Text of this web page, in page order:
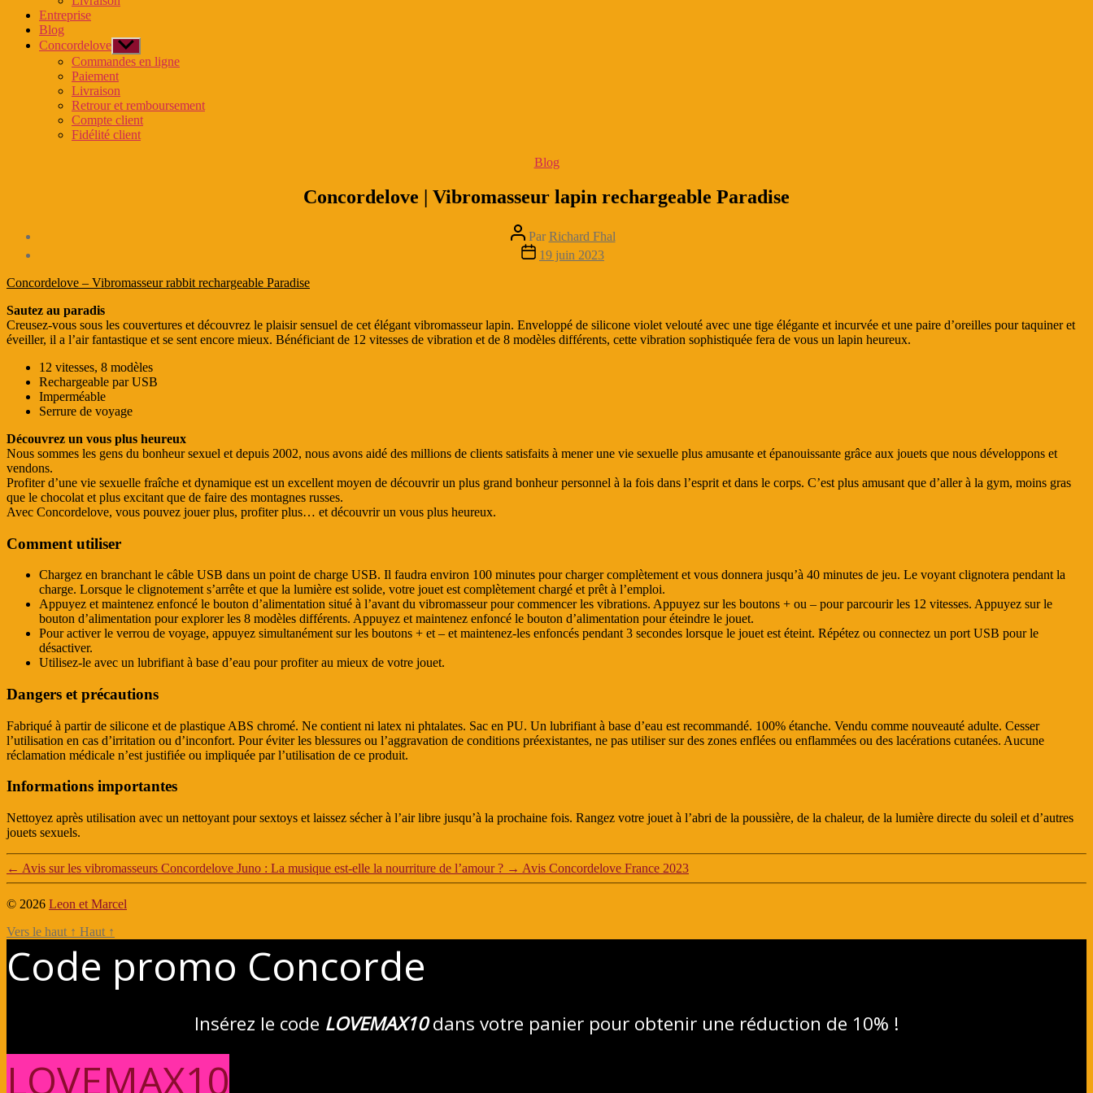
Entreprise
Blog
Concordelove Afficher
le
sous-
menu
Commandes en ligne
Paiement
Livraison
Retrour et remboursement
Compte client
Fidélité client
Catégories
Blog
Concordelove | Vibromasseur lapin rechargeable Paradise
Auteur
de
l’article
ParRichard Fhal
Date19 juin 2023
Concordelove – Vibromasseur rabbit rechargeable Paradise
Sautez au paradis
Creusez-vous sous les couvertures et découvrez le plaisir sensuel de cet élégant vibromasseur lapin. Enveloppé de silicone violet velouté avec une tige élégante et incurvée et une paire d’oreilles pour taquiner et
éveiller, il a l’air fantastique et se sent encore mieux. Bénéficiant de 12 vitesses de vibration et de 8 modèles différents, cette vibration sophistiquée fera de vous un lapin heureux.
12 vitesses, 8 modèles
Rechargeable par USB
Imperméable
Serrure de voyage
Découvrez un vous plus heureux
Nous sommes les gens du bonheur sexuel et depuis 2002, nous avons aidé des millions de clients satisfaits à mener une vie sexuelle plus amusante et épanouissante grâce aux jouets que nous développons et
vendons.
Profiter d’une vie sexuelle fraîche et dynamique est un excellent moyen de découvrir un plus grand bonheur personnel à la fois dans l’esprit et dans le corps. C’est plus amusant que d’aller à la gym, moins gras
que le chocolat et plus excitant que de faire des montagnes russes.
Avec Concordelove, vous pouvez jouer plus, profiter plus… et découvrir un vous plus heureux.
Comment utiliser
Chargez en branchant le câble USB dans un point de charge USB. Il faudra environ 100 minutes pour charger complètement et vous donnera jusqu’à 40 minutes de jeu. Le voyant clignotera pendant la
charge. Lorsque le clignotement s’arrête et que la lumière est solide, votre jouet est complètement chargé et prêt à l’emploi.
Appuyez et maintenez enfoncé le bouton d’alimentation situé à l’avant du vibromasseur pour commencer les vibrations. Appuyez sur les boutons + ou – pour parcourir les 12 vitesses. Appuyez sur le
bouton d’alimentation pour explorer les 8 modèles différents. Appuyez et maintenez enfoncé le bouton d’alimentation pour éteindre le jouet.
Pour activer le verrou de voyage, appuyez simultanément sur les boutons + et – et maintenez-les enfoncés pendant 3 secondes lorsque le jouet est éteint. Répétez ou connectez un port USB pour le
désactiver.
Utilisez-le avec un lubrifiant à base d’eau pour profiter au mieux de votre jouet.
Dangers et précautions
Fabriqué à partir de silicone et de plastique ABS chromé. Ne contient ni latex ni phtalates. Sac en PU. Un lubrifiant à base d’eau est recommandé. 100% étanche. Vendu comme nouveauté adulte. Cesser
l’utilisation en cas d’irritation ou d’inconfort. Pour éviter les blessures ou l’aggravation de conditions préexistantes, ne pas utiliser sur des zones enflées ou enflammées ou des lacérations cutanées. Aucune
réclamation médicale n’est justifiée ou impliquée par l’utilisation de ce produit.
Informations importantes
Nettoyez après utilisation avec un nettoyant pour sextoys et laissez sécher à l’air libre jusqu’à la prochaine fois. Rangez votre jouet à l’abri de la poussière, de la chaleur, de la lumière directe du soleil et d’autres
jouets sexuels.
← Avis sur les vibromasseurs Concordelove Juno : La musique est-elle la nourriture de l’amour ? → Avis Concordelove France 2023
© 2026 Leon et Marcel
Vers le haut ↑ Haut ↑
Code promo Concorde
Insérez le code LOVEMAX10dans votre panier pour obtenir une réduction de 10% !
LOVEMAX10